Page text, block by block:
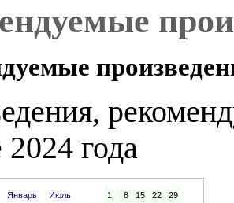
2024 года
Январь
Июль
1 8 15 22
29